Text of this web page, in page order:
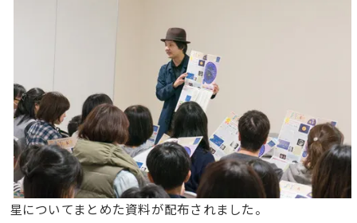
星についてまとめた資料が配布されました。